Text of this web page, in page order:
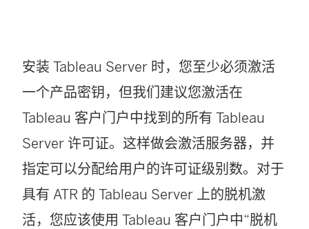
安装 Tableau Server 时，您至少必须激活
一个产品密钥，但我们建议您激活在
Tableau 客户门户中找到的所有 Tableau
Server 许可证。这样做会激活服务器，并
指定可以分配给用户的许可证级别数。对于
具有 ATR 的 Tableau Server 上的脱机激
活，您应该使用 Tableau 客户门户中“脱机